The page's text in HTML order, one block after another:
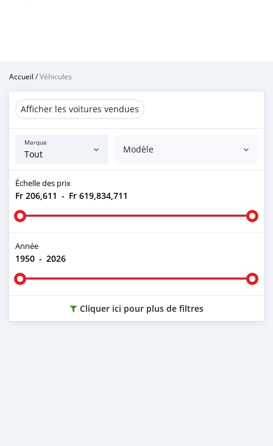
Accueil /Véhicules
Afficher les voitures vendues
Marque
Modèle
Échelle des prix
Fr 206,611 - Fr 619,834,711
Année
1950 - 2026
Cliquer ici pour plus de filtres